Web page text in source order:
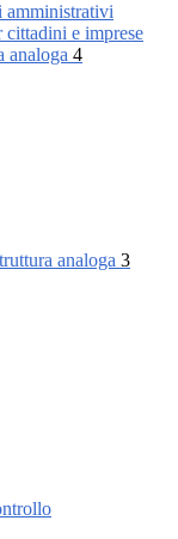
amministrativi
e imprese
analoga 4
analoga 3